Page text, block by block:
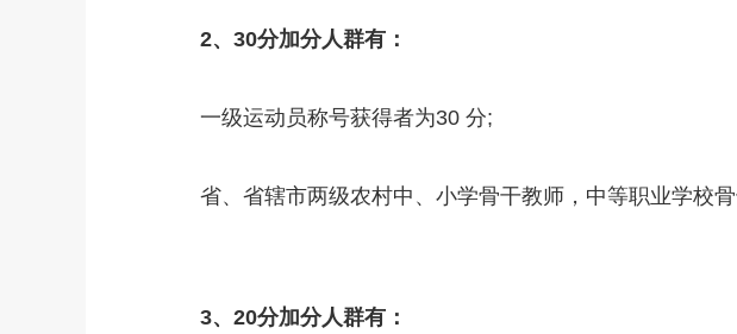
2、30分加分人群有：
一级运动员称号获得者为30 分;
省、省辖市两级农村中、小学骨干教师，中等职业学校骨
3、20分加分人群有：